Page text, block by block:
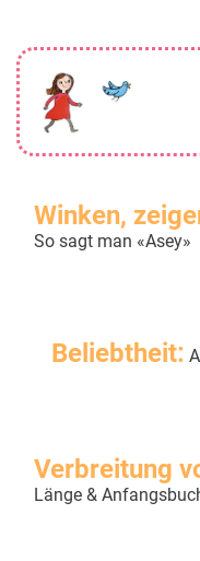
Winken,
So sagt man «Asey»
Beliebtheit:
Verbreitung
Länge &